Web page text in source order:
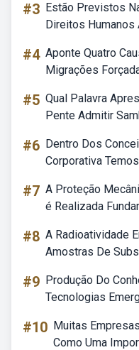
#3 Estão Previstos
Direitos Humanos
#4 Aponte Quatro
Migrações
#5 Qual Palavra
Pente Admitir
#6 Dentro Dos
Corporativa
#7 A Proteção
é Realizada
#8 A Radioatividade
Amostras De
#9 Produção Do
Tecnologias
#10 Muitas
Como Uma